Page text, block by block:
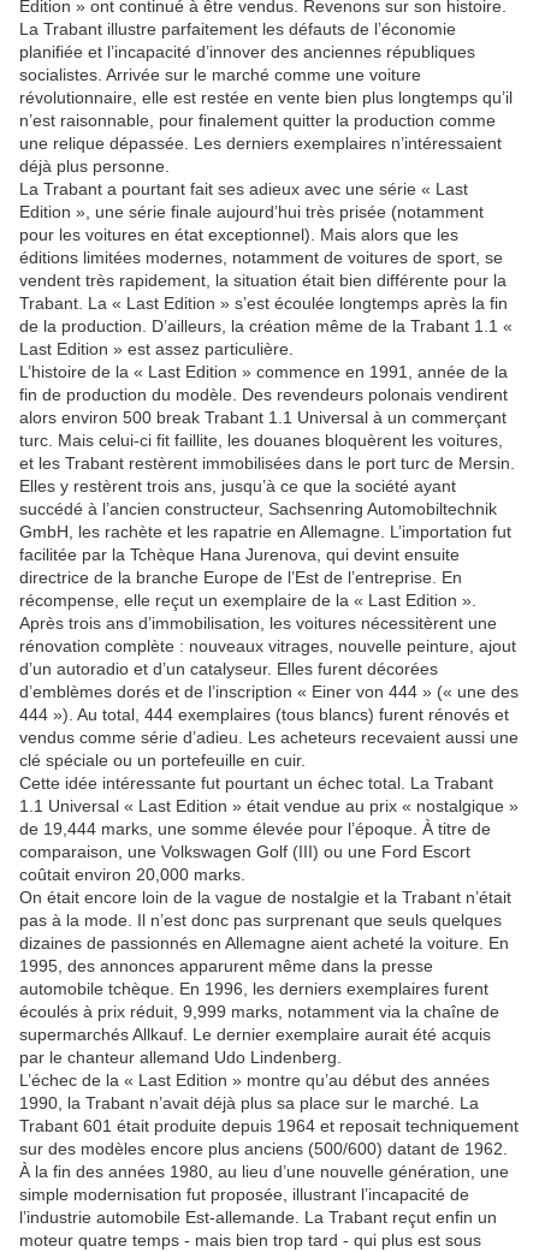
Edition » ont continué à être vendus. Revenons sur son histoire.
La Trabant illustre parfaitement les défauts de l’économie
planifiée et l’incapacité d’innover des anciennes républiques
socialistes. Arrivée sur le marché comme une voiture
révolutionnaire, elle est restée en vente bien plus longtemps qu’il
n’est raisonnable, pour finalement quitter la production comme
une relique dépassée. Les derniers exemplaires n’intéressaient
déjà plus personne.
La Trabant a pourtant fait ses adieux avec une série « Last
Edition », une série finale aujourd’hui très prisée (notamment
pour les voitures en état exceptionnel). Mais alors que les
éditions limitées modernes, notamment de voitures de sport, se
vendent très rapidement, la situation était bien différente pour la
Trabant. La « Last Edition » s’est écoulée longtemps après la fin
de la production. D’ailleurs, la création même de la Trabant 1.1 «
Last Edition » est assez particulière.
L’histoire de la « Last Edition » commence en 1991, année de la
fin de production du modèle. Des revendeurs polonais vendirent
alors environ 500 break Trabant 1.1 Universal à un commerçant
turc. Mais celui-ci fit faillite, les douanes bloquèrent les voitures,
et les Trabant restèrent immobilisées dans le port turc de Mersin.
Elles y restèrent trois ans, jusqu’à ce que la société ayant
succédé à l’ancien constructeur, Sachsenring Automobiltechnik
GmbH, les rachète et les rapatrie en Allemagne. L’importation fut
facilitée par la Tchèque Hana Jurenova, qui devint ensuite
directrice de la branche Europe de l’Est de l’entreprise. En
récompense, elle reçut un exemplaire de la « Last Edition ».
Après trois ans d’immobilisation, les voitures nécessitèrent une
rénovation complète : nouveaux vitrages, nouvelle peinture, ajout
d’un autoradio et d’un catalyseur. Elles furent décorées
d’emblèmes dorés et de l’inscription « Einer von 444 » (« une des
444 »). Au total, 444 exemplaires (tous blancs) furent rénovés et
vendus comme série d’adieu. Les acheteurs recevaient aussi une
clé spéciale ou un portefeuille en cuir.
Cette idée intéressante fut pourtant un échec total. La Trabant
1.1 Universal « Last Edition » était vendue au prix « nostalgique »
de 19,444 marks, une somme élevée pour l’époque. À titre de
comparaison, une Volkswagen Golf (III) ou une Ford Escort
coûtait environ 20,000 marks.
On était encore loin de la vague de nostalgie et la Trabant n’était
pas à la mode. Il n’est donc pas surprenant que seuls quelques
dizaines de passionnés en Allemagne aient acheté la voiture. En
1995, des annonces apparurent même dans la presse
automobile tchèque. En 1996, les derniers exemplaires furent
écoulés à prix réduit, 9,999 marks, notamment via la chaîne de
supermarchés Allkauf. Le dernier exemplaire aurait été acquis
par le chanteur allemand Udo Lindenberg.
L’échec de la « Last Edition » montre qu’au début des années
1990, la Trabant n’avait déjà plus sa place sur le marché. La
Trabant 601 était produite depuis 1964 et reposait techniquement
sur des modèles encore plus anciens (500/600) datant de 1962.
À la fin des années 1980, au lieu d’une nouvelle génération, une
simple modernisation fut proposée, illustrant l’incapacité de
l’industrie automobile Est-allemande. La Trabant reçut enfin un
moteur quatre temps - mais bien trop tard - qui plus est sous